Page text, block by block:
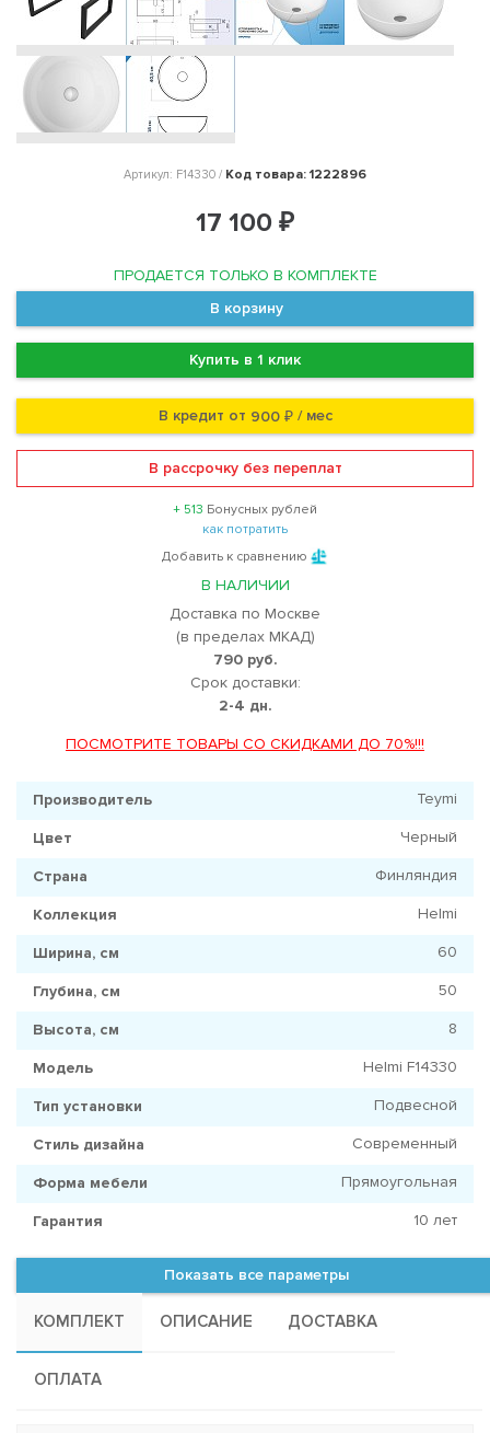
Артикул: F14330 / Код товара: 1222896
17 100 ₽
ПРОДАЕТСЯ ТОЛЬКО В КОМПЛЕКТЕ
В корзину
Купить в 1 клик
В кредит от 900 ₽/ мес
В рассрочку без переплат
+ 513 Бонусных рублей
как потратить
Добавить к сравнению
В НАЛИЧИИ
Доставка по Москве
(в пределах МКАД)
790 руб.
Срок доставки:
2-4 дн.
ПОСМОТРИТЕ ТОВАРЫ СО СКИДКАМИ ДО 70%!!!
Производитель Teymi
Цвет Черный
Страна Финляндия
Коллекция Helmi
Ширина, см 60
Глубина, см 50
Высота, см 8
Модель Helmi F14330
Тип установки Подвесной
Стиль дизайна Современный
Форма мебели Прямоугольная
Гарантия 10 лет
Показать все параметры
КОМПЛЕКТ ОПИСАНИЕ ДОСТАВКА
ОПЛАТА